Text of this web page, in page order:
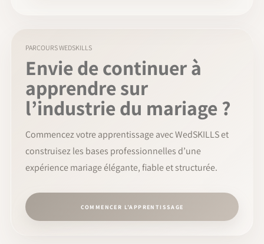
PARCOURS WEDSKILLS
Envie de continuer à
apprendre sur
l’industrie du mariage ?
Commencez votre apprentissage avec WedSKILLS et
construisez les bases professionnelles d’une
expérience mariage élégante, fiable et structurée.
COMMENCER L’APPRENTISSAGE